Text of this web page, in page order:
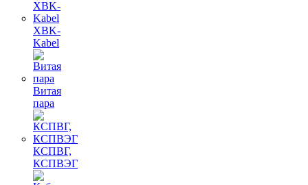
XBK-
Kabel
Витая
пара
КСПВГ,
КСПВЭГ